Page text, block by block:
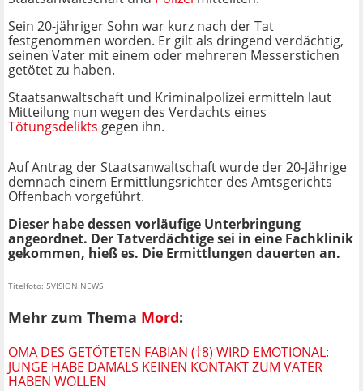
Sein 20-jähriger Sohn war kurz nach der Tat
festgenommen worden. Er gilt als dringend verdächtig,
seinen Vater mit einem oder mehreren Messerstichen
getötet zu haben.
Staatsanwaltschaft und Kriminalpolizei ermitteln laut
Mitteilung nun wegen des Verdachts eines
Tötungsdelikts gegen ihn.
Auf Antrag der Staatsanwaltschaft wurde der 20-Jährige
demnach einem Ermittlungsrichter des Amtsgerichts
Offenbach vorgeführt.
Dieser habe dessen vorläufige Unterbringung
angeordnet. Der Tatverdächtige sei in eine Fachklinik
gekommen, hieß es. Die Ermittlungen dauerten an.
Titelfoto: 5VISION.NEWS
Mehr zum Thema Mord:
OMA DES GETÖTETEN FABIAN (†8) WIRD EMOTIONAL:
JUNGE HABE DAMALS KEINEN KONTAKT ZUM VATER
HABEN WOLLEN